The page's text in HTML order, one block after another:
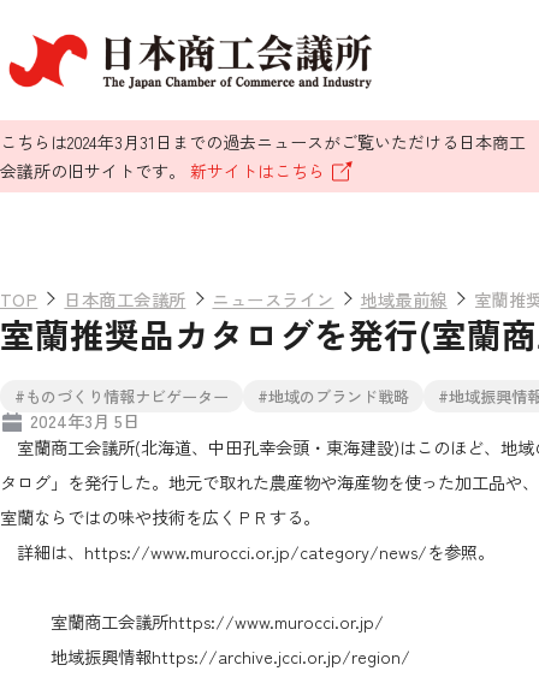
こちらは2024年3月31日までの過去ニュースがご覧いただける日本商工
会議所の旧サイトです。 新サイトはこちら
TOP 日本商工会議所 ニュースライン 地域最前線 室蘭推
室蘭推奨品カタログを発行(室蘭
#ものづくり情報ナビゲーター #地域のブランド戦略 #地域振興情
2024年3月 5日
室蘭商工会議所(北海道、中田孔幸会頭・東海建設)はこのほど、地
タログ」を発行した。地元で取れた農産物や海産物を使った加工品や
室蘭ならではの味や技術を広くＰＲする。
詳細は、 https://www.murocci.or.jp/category/news/を参照。
室蘭商工会議所https://www.murocci.or.jp/
地域振興情報https://archive.jcci.or.jp/region/